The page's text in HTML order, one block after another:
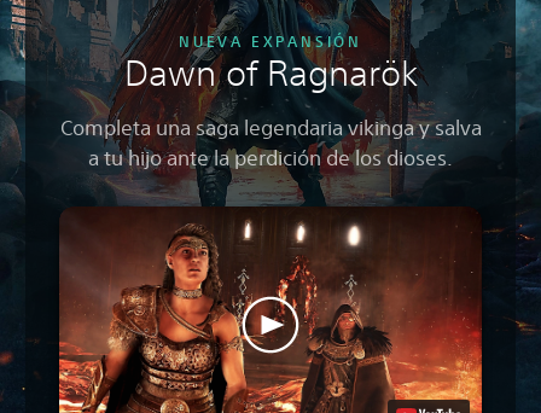
NUEVA EXPANSIÓN
Dawn of Ragnarök
Completa una saga legendaria vikinga y salva
a tu hijo ante la perdición de los dioses.